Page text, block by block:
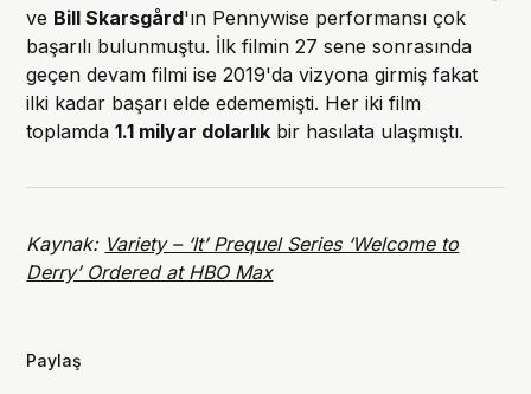
ve Bill Skarsgård'ın Pennywise performansı çok
başarılı bulunmuştu. İlk filmin 27 sene sonrasında
geçen devam filmi ise 2019'da vizyona girmiş fakat
ilki kadar başarı elde edememişti. Her iki film
toplamda1.1 milyar dolarlık bir hasılata ulaşmıştı.
Kaynak: Variety – ‘It’ Prequel Series ‘Welcome to
Derry’ Ordered at HBO Max
Paylaş